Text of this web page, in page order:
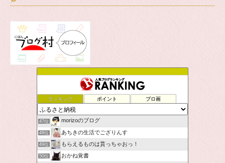
ランキング ポイント ブロ画
47位 morizoのブログ
48位 あちきの生活でござりんす
49位 もらえるものは貰っちゃおっ！
50位 おかね覚書